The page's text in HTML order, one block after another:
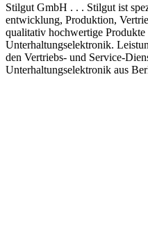
Stilgut GmbH . . . Stilgut ist
entwicklung, Produktion,
qualitativ hochwertige Produkte
Unterhaltungselektronik.
den Vertriebs- und Service-
Unterhaltungselektronik aus